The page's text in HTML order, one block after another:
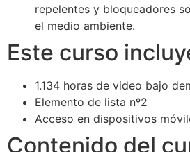
repelentes y bloqueadores
el medio ambiente.
Este curso
1.134 horas de video bajo
Elemento de lista nº2
Acceso en dispositivos
Contenido del